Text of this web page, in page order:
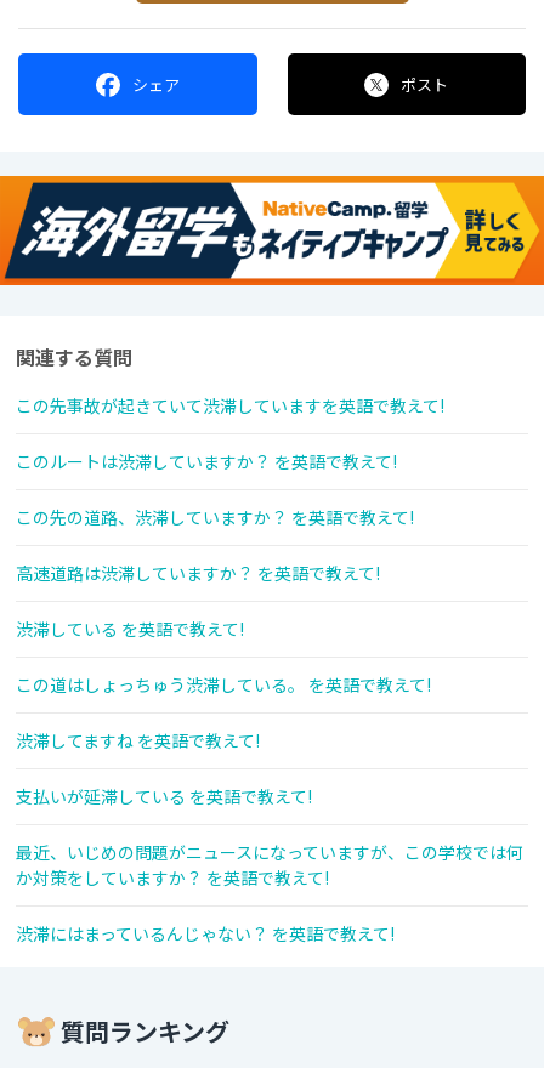
シェア ポスト
関連する質問
この先事故が起きていて渋滞していますを英語で教えて!
このルートは渋滞していますか？ を英語で教えて!
この先の道路、渋滞していますか？ を英語で教えて!
高速道路は渋滞していますか？ を英語で教えて!
渋滞している を英語で教えて!
この道はしょっちゅう渋滞している。 を英語で教えて!
渋滞してますね を英語で教えて!
支払いが延滞している を英語で教えて!
最近、いじめの問題がニュースになっていますが、この学校では何
か対策をしていますか？ を英語で教えて!
渋滞にはまっているんじゃない？ を英語で教えて!
質問ランキング